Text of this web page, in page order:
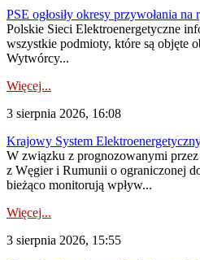
PSE ogłosiły okresy przywołania
Polskie Sieci Elektroenergetyczne
wszystkie podmioty, które są objęte
Wytwórcy...
Więcej...
3 sierpnia 2026, 16:08
Krajowy System
W związku z prognozowanymi
z Węgier i Rumunii o ograniczonej
bieżąco monitorują wpływ...
Więcej...
3 sierpnia 2026, 15:55